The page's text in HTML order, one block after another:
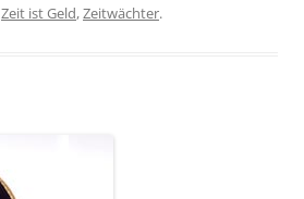
Zeit ist Geld,Zeitwächter.